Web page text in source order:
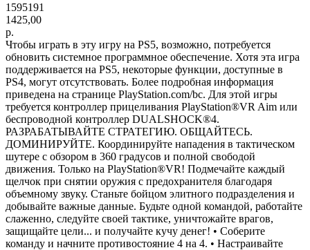
1595191
1425,00
р.
Чтобы играть в эту игру на PS5, возможно, потребуется
обновить системное программное обеспечение. Хотя эта игра
поддерживается на PS5, некоторые функции, доступные в
PS4, могут отсутствовать. Более подробная информация
приведена на странице PlayStation.com/bc. Для этой игры
требуется контроллер прицеливания PlayStation®VR Aim или
беспроводной контроллер DUALSHOCK®4.
РАЗРАБАТЫВАЙТЕ СТРАТЕГИЮ. ОБЩАЙТЕСЬ.
ДОМИНИРУЙТЕ. Координируйте нападения в тактическом
шутере с обзором в 360 градусов и полной свободой
движения. Только на PlayStation®VR! Подмечайте каждый
щелчок при снятии оружия с предохранителя благодаря
объемному звуку. Станьте бойцом элитного подразделения и
добывайте важные данные. Будьте одной командой, работайте
слаженно, следуйте своей тактике, уничтожайте врагов,
защищайте цели... и получайте кучу денег! • Соберите
команду и начните противостояние 4 на 4. • Настраивайте